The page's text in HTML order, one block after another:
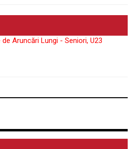
Aruncări Lungi - Seniori, U23